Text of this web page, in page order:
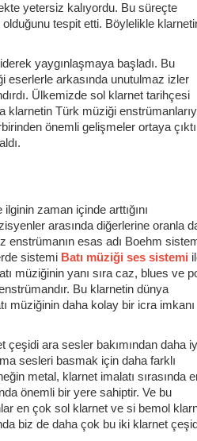
yetersiz kalıyordu. Bu süreçte
tespit etti. Böylelikle
yaygınlaşmaya başladı. Bu
eserlerle arkasında unutulmaz izler
Ülkemizde sol klarnet tarihçesi
klarnetin Türk müziği
önemli gelişmeler ortaya
zaman içinde arttığını
arasında diğerlerine oranla
enstrümanın esas adı Boehm
sistemi Batı müziği ses sistemi
müziğinin yanı sıra caz, blues ve
Bu klarnetin dünya
müziğinin daha kolay bir icra imkanı
ara sesler bakımından daha
sesleri basmak için daha farklı
metal, klarnet imalatı sırasında
önemli bir yere sahiptir. Ve bu
en çok sol klarnet ve si bemol
biz de daha çok bu iki klarnet